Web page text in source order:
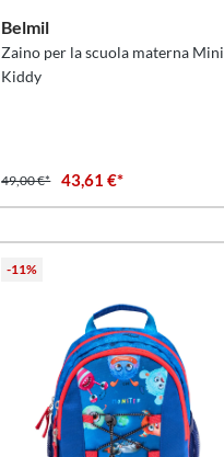
Belmil
Zaino per la scuola materna Mini
Kiddy
49,00 €* 43,61 €*
-11%